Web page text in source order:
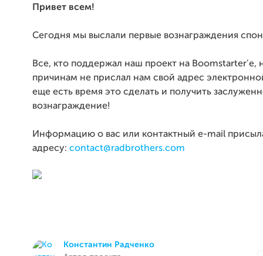
Привет всем!
Сегодня мы выслали первые вознаграждения
Все, кто поддержал наш проект на Boomstarter'e,
причинам не прислал нам свой адрес
еще есть время это сделать и получить
вознаграждение!
Информацию о вас или контактный e-mail
адресу: contact@radbrothers.com
Константин Радченко